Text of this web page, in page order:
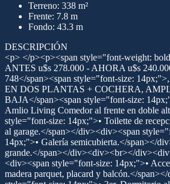
Terreno: 338 m²
Frente: 7.8 m
Fondo: 43.3 m
DESCRIPCIÓN
<p> </p><p><span style="font-weight:
ANTES u$s 278.000 - AHORA u$s
748</span><span style="font-size:
EN DOS PLANTAS + COCHERA,
BAJA</span><span style="font-size:
Amlio Living Comedor al frente en doble
style="font-size: 14px;">• Toilette de
al garage.</span></div><div><span
14px;">• Galería semicubierta.</span></
grande.</span></div><div><br></
<div><span style="font-size: 14px;">•
madera parquet, placard y balcón.</